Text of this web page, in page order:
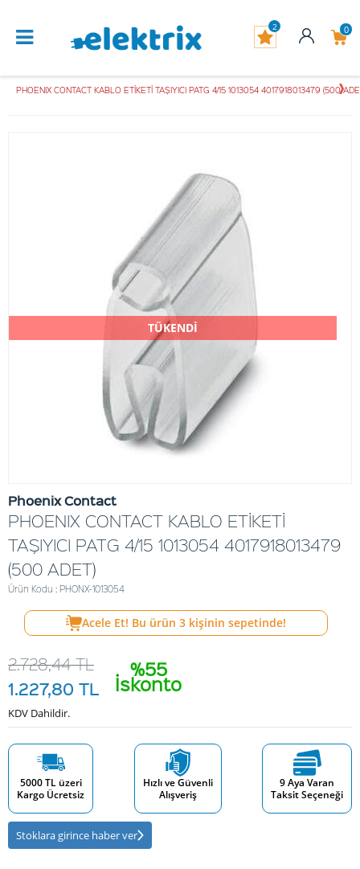
0
2
PHOENIX CONTACT KABLO ETİKETİ TAŞIYICI PATG 4/15 1013054 4017918013479 (500
TÜKENDİ
Phoenix Contact
PHOENIX CONTACT KABLO ETİKETİ
TAŞIYICI PATG 4/15 1013054 4017918013479
(500 ADET)
Ürün Kodu : PHONX-1013054
Acele Et! Bu ürün 3 kişinin sepetinde!
%55
İskonto
2.728,44TL
1.227,80 TL
KDV Dahildir.
5000 TL üzeri
Kargo Ücretsiz
Hızlı ve Güvenli
Alışveriş
9 Aya Varan
Taksit Seçeneği
Stoklara girince haber ver